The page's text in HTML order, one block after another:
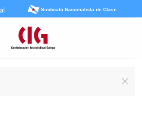
Sindicato Nacionalista de Clase